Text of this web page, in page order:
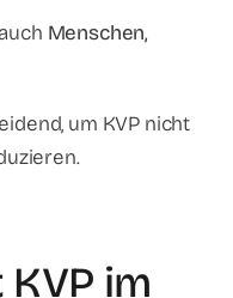
Menschen,
um KVP nicht
im